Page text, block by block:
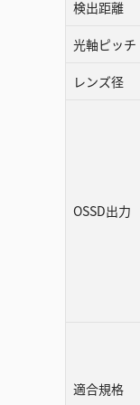
検出距離
光軸ピッチ
レンズ径
OSSD出力
適合規格